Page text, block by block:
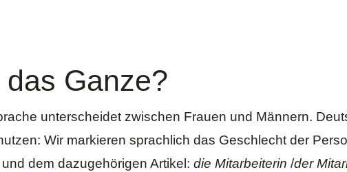
Ganze?
unterscheidet zwischen Frauen und Männern.
Wir markieren sprachlich das Geschlecht der
dem dazugehörigen Artikel:die Mitarbeiterin/der